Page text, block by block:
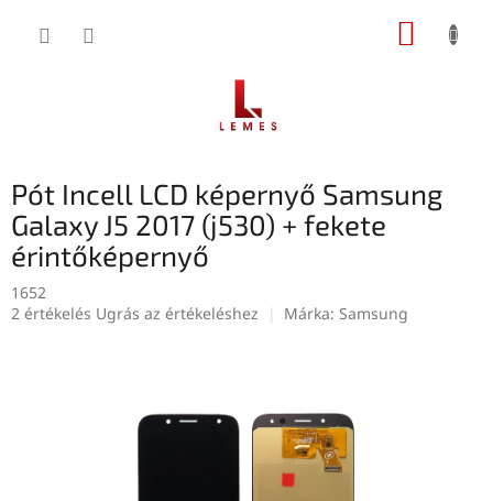
KOSÁR
Pót Incell LCD képernyő Samsung
Galaxy J5 2017 (j530) + fekete
érintőképernyő
1652
A
2 értékelés Ugrás az értékeléshez Márka: Samsung